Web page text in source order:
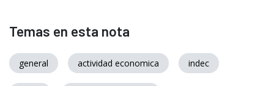
Temas en esta nota
general actividad economica indec